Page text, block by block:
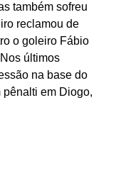
também sofreu
reclamou de
o goleiro Fábio
últimos
na base do
pênalti em Diogo,